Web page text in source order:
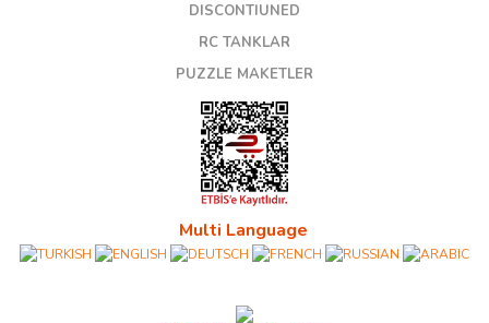
DISCONTIUNED
RC TANKLAR
PUZZLE MAKETLER
Multi Language